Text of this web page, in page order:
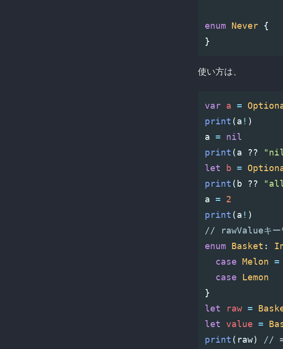
enum Never
{
}
使い方は、
var a =
print (a ! )
a =
nil
print (a ??
let
b =
print (b ??
a =
2
print (a ! )
// rawValueキー
enum
Basket :
case Melon =
case
Lemon
}
let
raw =
let
value =
print ( raw)
//